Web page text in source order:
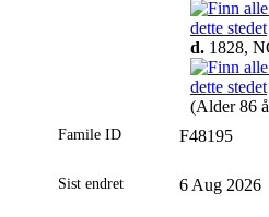
d. 1828,
(Alder 86
Famile ID F48195
Sist endret 6 Aug 2026